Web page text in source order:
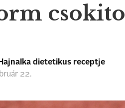
dietetikus receptje
22.